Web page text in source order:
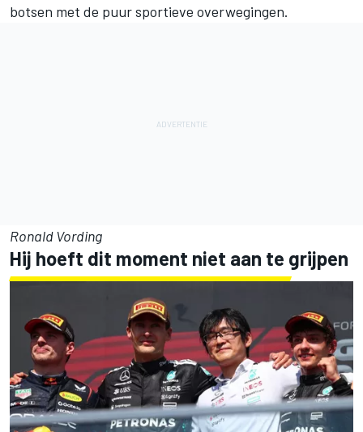
botsen met de puur sportieve overwegingen.
Ronald Vording
Hij hoeft dit moment niet aan te grijpen